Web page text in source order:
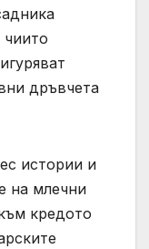
дръвчета
истории и
на млечни
кредото